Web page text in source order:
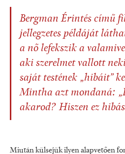
Bergman Érintés című
jellegzetes példáját
a nő lefekszik a
aki szerelmet vallott
saját testének „hibáit”
Mintha azt mondaná:
akarod? Hiszen ez
Miután külsejük ilyen alapvetően